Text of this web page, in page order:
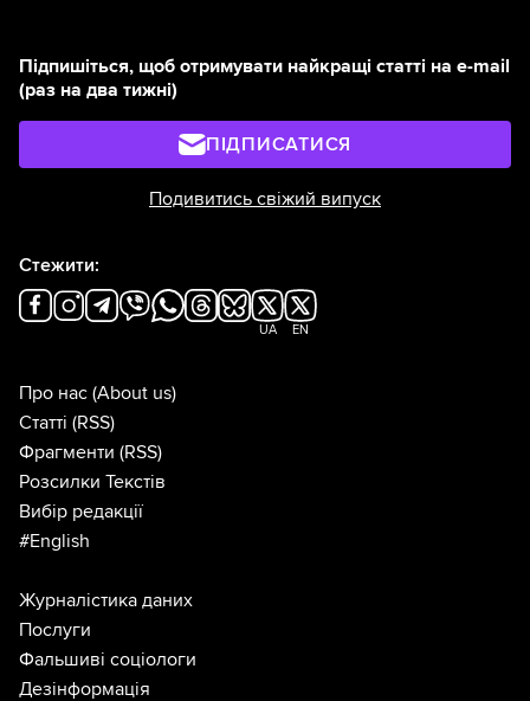
Підпишіться, щоб отримувати найкращі статті на e-mail
(раз на два тижні)
ПІДПИСАТИСЯ
Подивитись свіжий випуск
Стежити:
UA EN
Про нас (About us)
Статті (RSS)
Фрагменти (RSS)
Розсилки Текстів
Вибір редакції
#English
Журналістика даних
Послуги
Фальшиві соціологи
Дезінформація